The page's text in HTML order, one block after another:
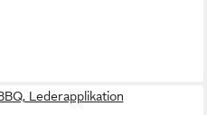
Lederapplikation